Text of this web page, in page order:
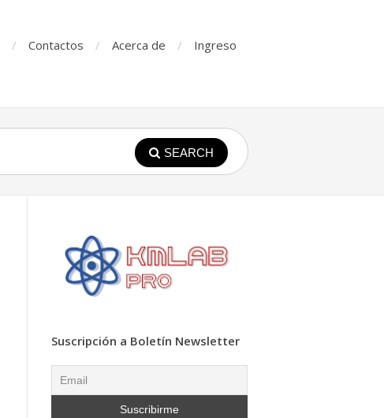
Contactos Acerca de Ingreso
SEARCH
Suscripción a Boletín Newsletter